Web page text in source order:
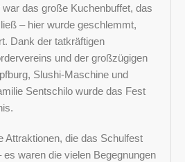
das große Kuchenbuffet, das
– hier wurde geschlemmt,
Dank der tatkräftigen
und der großzügigen
Slushi-Maschine und
Sentschilo wurde das Fest
Attraktionen, die das Schulfest
waren die vielen Begegnungen